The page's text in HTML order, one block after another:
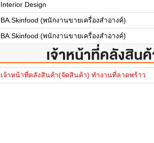
Interior Design
BA.Skinfood (พนักงานขายเครื่องสำอางค์)
BA.Skinfood (พนักงานขายเครื่องสำอางค์)
เจ้าหน้าที่คลังสิน
เจ้าหน้าที่คลังสินค้า(จัดสินค้า) ทำงานที่ลาดพร้าว